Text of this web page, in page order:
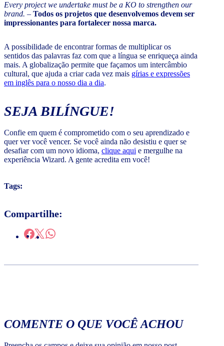
Every project we undertake must be a KO to strengthen our
brand. – Todos os projetos que desenvolvemos devem ser
impressionantes para fortalecer nossa marca.
A possibilidade de encontrar formas de multiplicar os
sentidos das palavras faz com que a língua se enriqueça ainda
mais. A globalização permite que façamos um intercâmbio
cultural, que ajuda a criar cada vez mais gírias e expressões
em inglês para o nosso dia a dia.
SEJA BILÍNGUE!
Confie em quem é comprometido com o seu aprendizado e
quer ver você vencer. Se você ainda não desistiu e quer se
desafiar com um novo idioma, clique aqui e mergulhe na
experiência Wizard. A gente acredita em você!
Tags:
Compartilhe:
COMENTE O QUE VOCÊ ACHOU